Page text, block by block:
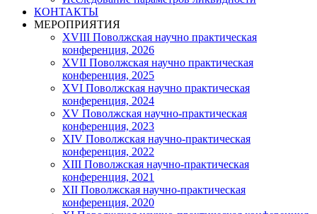
КОНТАКТЫ
МЕРОПРИЯТИЯ
XVIII Поволжская научно практическая
конференция, 2026
XVII Поволжская научно практическая
конференция, 2025
XVI Поволжская научно практическая
конференция, 2024
ХV Поволжская научно-практическая
конференция, 2023
ХIV Поволжская научно-практическая
конференция, 2022
ХIII Поволжская научно-практическая
конференция, 2021
ХII Поволжская научно-практическая
конференция, 2020